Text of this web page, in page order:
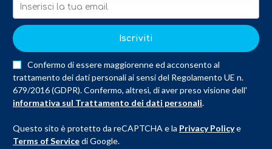
Iscriviti
Confermo di essere maggiorenne ed acconsento al
trattamento dei dati personali ai sensi del Regolamento UE n.
679/2016 (GDPR). Confermo, altresì, di aver preso visione dell'
informativa sul Trattamento dei dati personali.
Questo sito è protetto da reCAPTCHA e la Privacy Policye
Terms of Servicedi Google.